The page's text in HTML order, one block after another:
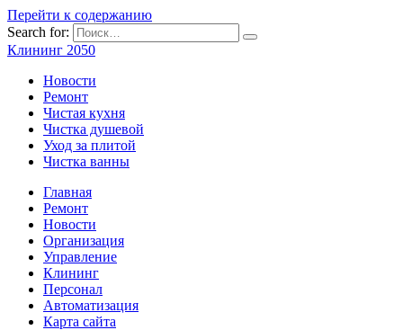
Перейти к содержанию
Search for:
Клининг 2050
Новости
Ремонт
Чистая кухня
Чистка душевой
Уход за плитой
Чистка ванны
Главная
Ремонт
Новости
Организация
Управление
Клининг
Персонал
Автоматизация
Карта сайта